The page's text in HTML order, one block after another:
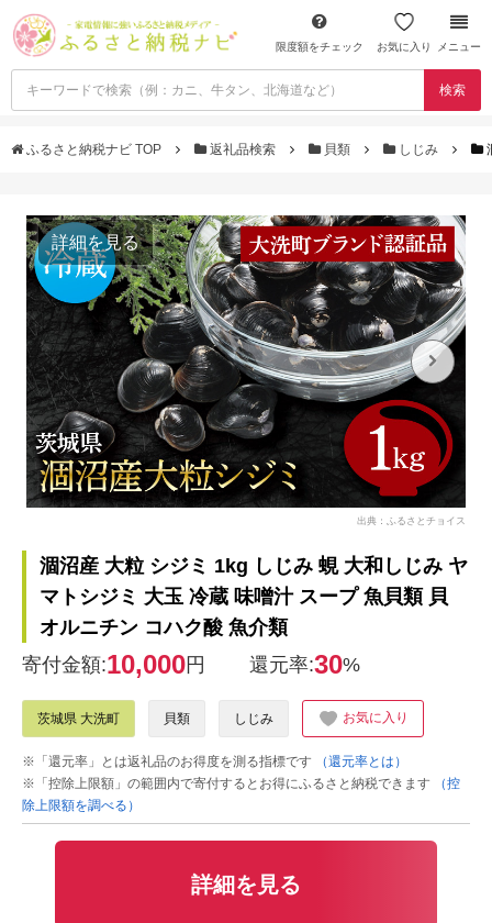
限度額をチェック お気に入り メニュー
検索
ふるさと納税ナビ TOP 返礼品検索 貝類 しじみ
詳細を見る
出典：ふるさとチョイス
涸沼産 大粒 シジミ 1kg しじみ 蜆 大和しじみ ヤ
マトシジミ 大玉 冷蔵 味噌汁 スープ 魚貝類 貝
オルニチン コハク酸 魚介類
寄付金額:10,000円 還元率:30%
茨城県 大洗町 貝類 しじみ お気に入り
※「還元率」とは返礼品のお得度を測る指標です
（還元率とは）
※「控除上限額」の範囲内で寄付するとお得にふるさと納税できます
（控
除上限額を調べる）
詳細を見る